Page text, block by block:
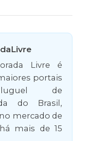
Livre é
portais
de
do Brasil,
mercado de
mais de 15